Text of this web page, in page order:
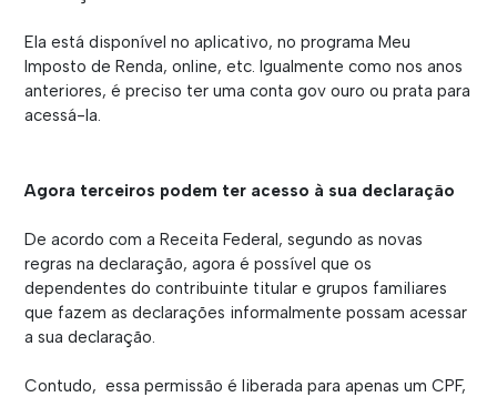
Ela está disponível no aplicativo, no programa Meu
Imposto de Renda, online, etc. Igualmente como nos anos
anteriores, é preciso ter uma conta gov ouro ou prata para
acessá-la.
Agora terceiros podem ter acesso à sua declaração
De acordo com a Receita Federal, segundo as novas
regras na declaração, agora é possível que os
dependentes do contribuinte titular e grupos familiares
que fazem as declarações informalmente possam acessar
a sua declaração.
Contudo, essa permissão é liberada para apenas um CPF,